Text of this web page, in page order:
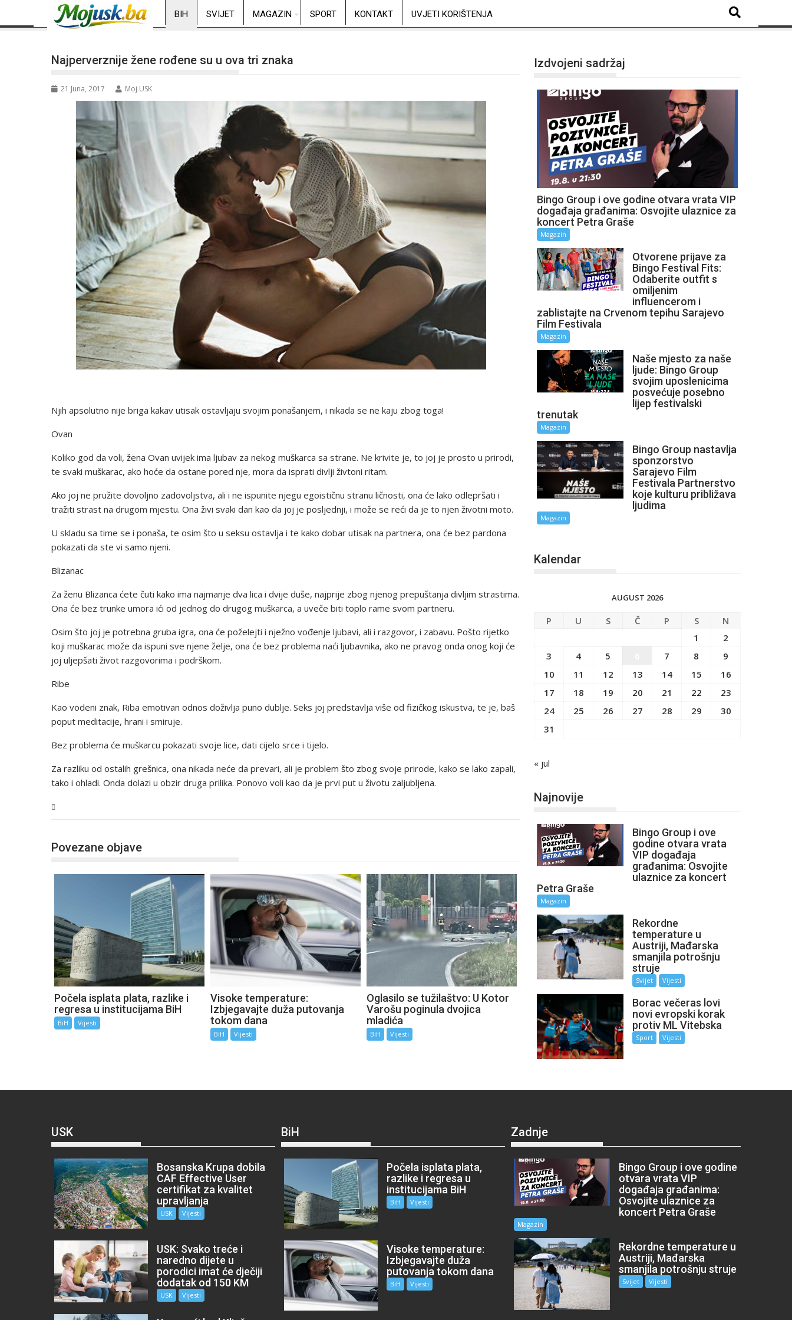
BIH SVIJET MAGAZIN SPORT KONTAKT UVJETI KORIŠTENJA
Najperverznije žene rođene su u ova tri znaka
21 Juna, 2017 Moj USK
Njih apsolutno nije briga kakav utisak ostavljaju svojim ponašanjem, i nikada se ne kaju zbog toga!
Ovan
Koliko god da voli, žena Ovan uvijek ima ljubav za nekog muškarca sa strane. Ne krivite je, to joj je prosto u prirodi,
te svaki muškarac, ako hoće da ostane pored nje, mora da isprati divlji živtoni ritam.
Ako joj ne pružite dovoljno zadovoljstva, ali i ne ispunite njegu egoističnu stranu ličnosti, ona će lako odlepršati i
tražiti strast na drugom mjestu. Ona živi svaki dan kao da joj je posljednji, i može se reći da je to njen životni moto.
U skladu sa time se i ponaša, te osim što u seksu ostavlja i te kako dobar utisak na partnera, ona će bez pardona
pokazati da ste vi samo njeni.
Blizanac
Za ženu Blizanca ćete čuti kako ima najmanje dva lica i dvije duše, najprije zbog njenog prepuštanja divljim strastima.
Ona će bez trunke umora ići od jednog do drugog muškarca, a uveče biti toplo rame svom partneru.
Osim što joj je potrebna gruba igra, ona će poželejti i nježno vođenje ljubavi, ali i razgovor, i zabavu. Pošto rijetko
koji muškarac može da ispuni sve njene želje, ona će bez problema naći ljubavnika, ako ne pravog onda onog koji će
joj uljepšati život razgovorima i podrškom.
Ribe
Kao vodeni znak, Riba emotivan odnos doživlja puno dublje. Seks joj predstavlja više od fizičkog iskustva, te je, baš
poput meditacije, hrani i smiruje.
Bez problema će muškarcu pokazati svoje lice, dati cijelo srce i tijelo.
Za razliku od ostalih grešnica, ona nikada neće da prevari, ali je problem što zbog svoje prirode, kako se lako zapali,
tako i ohladi. Onda dolazi u obzir druga prilika. Ponovo voli kao da je prvi put u životu zaljubljena.
Povezane objave
Počela isplata plata, razlike i
regresa u institucijama BiH
BiH Vijesti
Visoke temperature:
Izbjegavajte duža putovanja
tokom dana
BiH Vijesti
Oglasilo se tužilaštvo: U Kotor
Varošu poginula dvojica
mladića
BiH Vijesti
Izdvojeni sadržaj
Bingo Group i ove godine otvara vrata VIP
događaja građanima: Osvojite ulaznice za
koncert Petra Graše
Magazin
Otvorene prijave za
Bingo Festival Fits:
Odaberite outfit s
omiljenim
influencerom i
zablistajte na Crvenom tepihu Sarajevo
Film Festivala
Magazin
Naše mjesto za naše
ljude: Bingo Group
svojim uposlenicima
posvećuje posebno
lijep festivalski
trenutak
Magazin
Bingo Group nastavlja
sponzorstvo
Sarajevo Film
Festivala Partnerstvo
koje kulturu približava
ljudima
Magazin
Kalendar
AUGUST 2026
P U S Č P S
N
1
2
3
4 5 7 8
9
10
11 12 13 14 15
16
17
18 19 20 21 22
23
24
25 26 27 28 29
30
31
« jul
Najnovije
Bingo Group i ove
godine otvara vrata
VIP događaja
građanima: Osvojite
ulaznice za koncert
Petra Graše
Magazin
Rekordne
temperature u
Austriji, Mađarska
smanjila potrošnju
struje
Svijet Vijesti
Borac večeras lovi
novi evropski korak
protiv ML Vitebska
Sport Vijesti
USK
Bosanska Krupa dobila
CAF Effective User
certifikat za kvalitet
upravljanja
USK Vijesti
USK: Svako treće i
naredno dijete u
porodici imat će dječiji
dodatak od 150 KM
USK Vijesti
BiH
Počela isplata plata,
razlike i regresa u
institucijama BiH
BiH Vijesti
Visoke temperature:
Izbjegavajte duža
putovanja tokom dana
BiH Vijesti
Zadnje
Bingo Group i ove godine
otvara vrata VIP
događaja građanima:
Osvojite ulaznice za
koncert Petra Graše
Magazin
Rekordne temperature u
Austriji, Mađarska
smanjila potrošnju struje
Svijet Vijesti